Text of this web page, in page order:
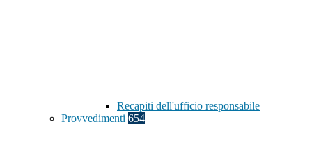
Recapiti dell'ufficio responsabile
Provvedimenti 654